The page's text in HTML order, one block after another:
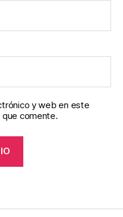
y web en este
que comente.